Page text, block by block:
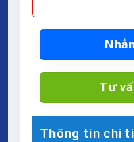
Tư
Thông tin chi